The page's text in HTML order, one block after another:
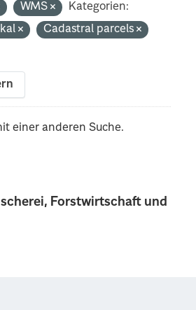
Forstwirtschaft und
WMS
Kategorien:
Cadastral parcels
einer anderen Suche.